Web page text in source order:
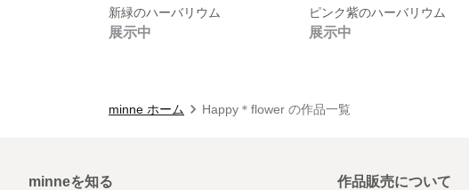
新緑のハーバリウム
展示中
ピンク紫のハーバリウム
展示中
minne ホーム Happy＊flower の作品一覧
minneを知る 作品販売について